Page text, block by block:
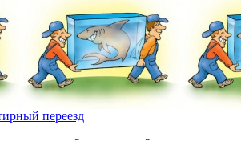
переезд